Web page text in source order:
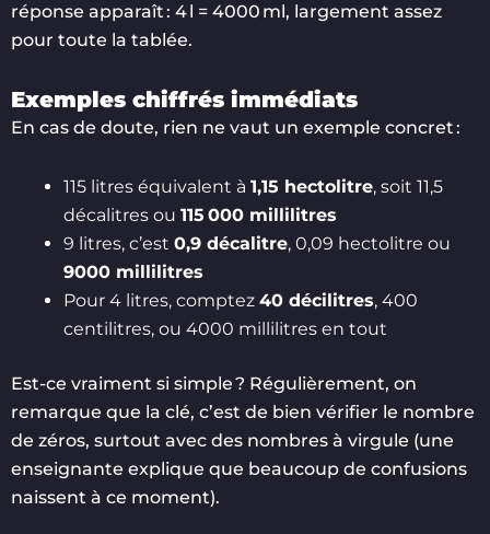
réponse apparaît : 4 l = 4000 ml, largement assez
pour toute la tablée.
Exemples chiffrés immédiats
En cas de doute, rien ne vaut un exemple concret :
115 litres équivalent à 1,15 hectolitre, soit 11,5
décalitres ou 115 000 millilitres
9 litres, c’est 0,9 décalitre, 0,09 hectolitre ou
9000 millilitres
Pour 4 litres, comptez 40 décilitres, 400
centilitres, ou 4000 millilitres en tout
Est-ce vraiment si simple ? Régulièrement, on
remarque que la clé, c’est de bien vérifier le nombre
de zéros, surtout avec des nombres à virgule (une
enseignante explique que beaucoup de confusions
naissent à ce moment).